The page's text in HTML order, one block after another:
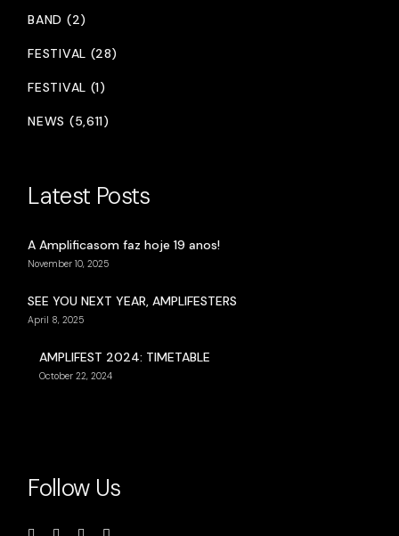
BAND (2)
FESTIVAL (28)
FESTIVAL (1)
NEWS (5,611)
Latest Posts
A Amplificasom faz hoje 19 anos!
November 10, 2025
SEE YOU NEXT YEAR, AMPLIFESTERS
April 8, 2025
AMPLIFEST 2024: TIMETABLE
October 22, 2024
Follow Us